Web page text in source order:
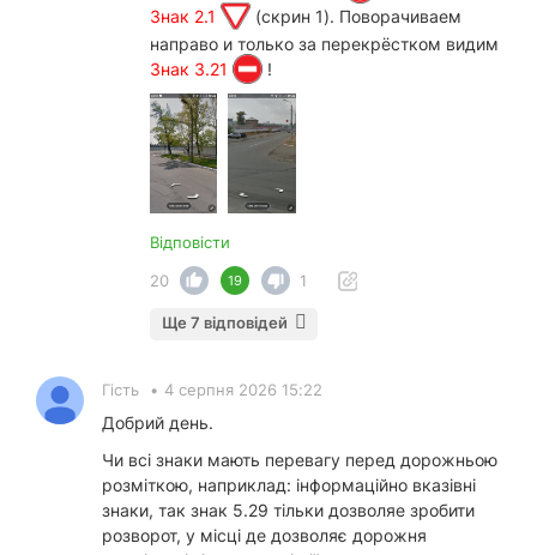
Знак 2.1
(скрин 1). Поворачиваем
направо и только за перекрёстком видим
Знак 3.21
!
Відповісти
20
19 1
Ще 7 відповідей
Гість • 4 серпня 2026 15:22
Добрий день.
Чи всі знаки мають перевагу перед дорожньою
розміткою, наприклад: інформаційно вказівні
знаки, так знак 5.29 тільки дозволяе зробити
розворот, у місці де дозволяє дорожня